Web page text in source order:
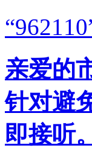
亲爱的
针对避
即接听。